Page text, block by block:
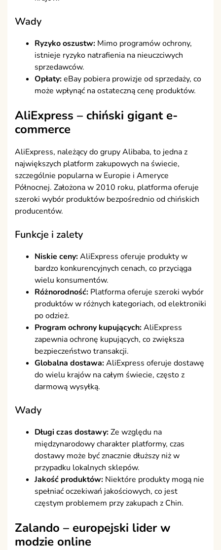
Wady
Ryzyko oszustw: Mimo programów ochrony,
istnieje ryzyko natrafienia na nieuczciwych
sprzedawców.
Opłaty:eBay pobiera prowizje od sprzedaży, co
może wpłynąć na ostateczną cenę produktów.
AliExpress – chiński gigant e-
commerce
AliExpress, należący do grupy Alibaba, to jedna z
największych platform zakupowych na świecie,
szczególnie popularna w Europie i Ameryce
Północnej. Założona w 2010 roku, platforma oferuje
szeroki wybór produktów bezpośrednio od chińskich
producentów.
Funkcje i zalety
Niskie ceny:AliExpress oferuje produkty w
bardzo konkurencyjnych cenach, co przyciąga
wielu konsumentów.
Różnorodność: Platforma oferuje szeroki wybór
produktów w różnych kategoriach, od elektroniki
po odzież.
Program ochrony kupujących:AliExpress
zapewnia ochronę kupujących, co zwiększa
bezpieczeństwo transakcji.
Globalna dostawa:AliExpress oferuje dostawę
do wielu krajów na całym świecie, często z
darmową wysyłką.
Wady
Długi czas dostawy:Ze względu na
międzynarodowy charakter platformy, czas
dostawy może być znacznie dłuższy niż w
przypadku lokalnych sklepów.
Jakość produktów: Niektóre produkty mogą nie
spełniać oczekiwań jakościowych, co jest
częstym problemem przy zakupach z Chin.
Zalando – europejski lider w
modzie online